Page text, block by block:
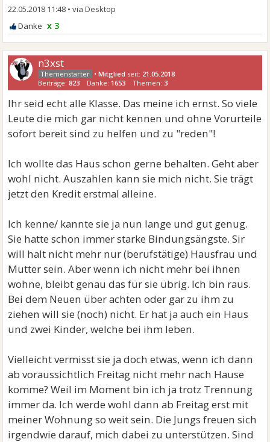
22.05.2018 11:48 •
x 3
n3xst
•Mitglied seit: 21.05.2018
Beiträge:823 Danke: 1653 Themen: 3
Ihr seid echt alle Klasse. Das meine ich ernst. So viele
Leute die mich gar nicht kennen und ohne Vorurteile
sofort bereit sind zu helfen und zu "reden"!
Ich wollte das Haus schon gerne behalten. Geht aber
wohl nicht. Auszahlen kann sie mich nicht. Sie trägt
jetzt den Kredit erstmal alleine.
Ich kenne/ kannte sie ja nun lange und gut genug.
Sie hatte schon immer starke Bindungsängste. Sir
will halt nicht mehr nur (berufstätige) Hausfrau und
Mutter sein. Aber wenn ich nicht mehr bei ihnen
wohne, bleibt genau das für sie übrig. Ich bin raus.
Bei dem Neuen über achten oder gar zu ihm zu
ziehen will sie (noch) nicht. Er hat ja auch ein Haus
und zwei Kinder, welche bei ihm leben.
Vielleicht vermisst sie ja doch etwas, wenn ich dann
ab voraussichtlich Freitag nicht mehr nach Hause
komme? Weil im Moment bin ich ja trotz Trennung
immer da. Ich werde wohl dann ab Freitag erst mit
meiner Wohnung so weit sein. Die Jungs freuen sich
irgendwie darauf, mich dabei zu unterstützen. Sind